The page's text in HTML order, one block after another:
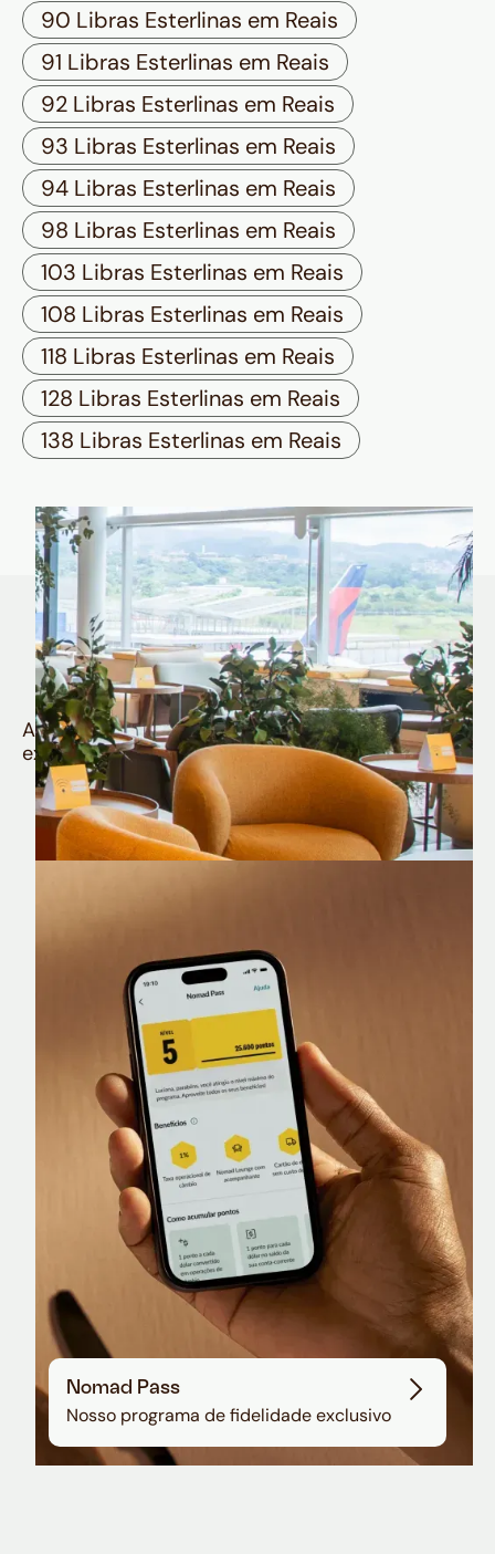
90 Libras Esterlinas em Reais
91 Libras Esterlinas em Reais
92 Libras Esterlinas em Reais
93 Libras Esterlinas em Reais
94 Libras Esterlinas em Reais
98 Libras Esterlinas em Reais
103 Libras Esterlinas em Reais
108 Libras Esterlinas em Reais
118 Libras Esterlinas em Reais
128 Libras Esterlinas em Reais
138 Libras Esterlinas em Reais
Quem é Nomad tem
muito mais
Aproveite todos os benefícios e vantagens
exclusivas da sua Conta Internacional
Nomad Lounge
Sala VIP no Aeroporto de Guarulhos
Nomad Pass
Nosso programa de fidelidade exclusivo